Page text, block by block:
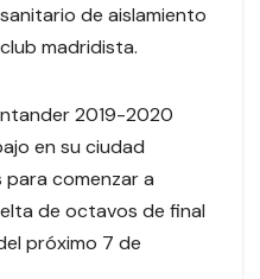
de aislamiento
madridista.
2019-2020
en su ciudad
comenzar a
de octavos de final
próximo 7 de